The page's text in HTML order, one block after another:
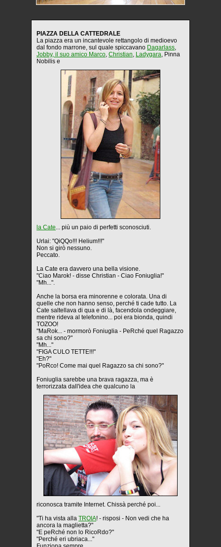
PIAZZA DELLA CATTEDRALE
La piazza era un incantevole rettangolo di medioevo
dal fondo marrone, sul quale spiccavano Dagarlass,
Jobby, il suo amico Marco, Christian, Ladygara, Pinna
Nobilis e
la Cate... più un paio di perfetti sconosciuti.
Urlai: "QiQQo!!! Helium!!!"
Non si girò nessuno.
Peccato.
La Cate era davvero una bella visione.
"Ciao Marok! - disse Christian - Ciao Foniuglia!"
"Mh...".
Anche la borsa era minorenne e colorata. Una di
quelle che non hanno senso, perché ti cade tutto. La
Cate saltellava di qua e di là, facendola ondeggiare,
mentre rideva al telefonino... poi era bionda, quindi
TOZOO!
"MaRok... - mormorò Foniuglia - PeRché quel Ragazzo
sa chi sono?"
"Mh..."
"FIGA CULO TETTE!!!"
"Eh?"
"PoRco! Come mai quel Ragazzo sa chi sono?"
Foniuglia sarebbe una brava ragazza, ma è
terrorizzata dall'idea che qualcuno la
riconosca tramite Internet. Chissà perché poi...
"Ti ha vista alla TROIA! - risposi - Non vedi che ha
ancora la maglietta?"
"E peRché non lo RicoRdo?"
"Perché eri ubriaca..."